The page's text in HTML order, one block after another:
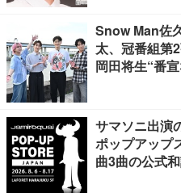
Snow Man佐
太、冠番組第
岡田将生“番
サマソニ出演
ポップアップ
曲3曲の公式